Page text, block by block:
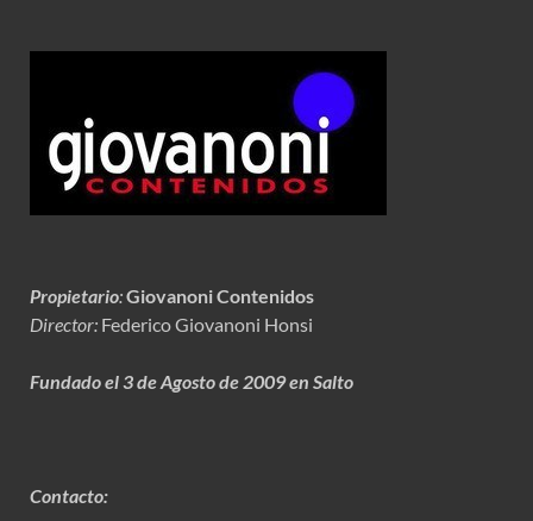
Propietario:Giovanoni Contenidos
Director: Federico Giovanoni Honsi
Fundado el 3 de Agosto de 2009 en Salto
Contacto: